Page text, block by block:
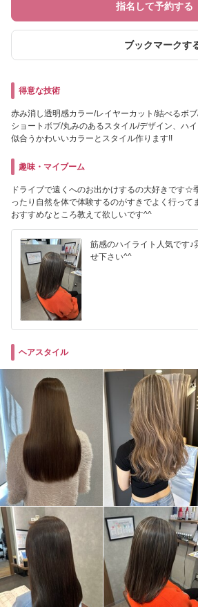
指名して予約する
ブックマークす
得意な技術
赤み消し透明感カラー/レイヤーカット/結べるボ
ショートボブ/丸みのあるスタイル/デザイン、ハ
似合うかわいいカラーとスタイル作ります!!
趣味・マイブーム
ドライブで遠くへのお出かけするの大好きです☆
ったり自然を体で体験するのがすきでよく行って
おすすめなところ教えて欲しいです^^
筋感のハイライト人気です♪
せ下さい^^
ヘアスタイル